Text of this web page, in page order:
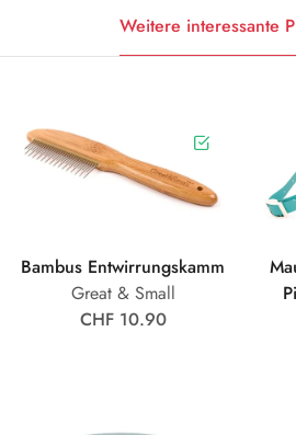
Weitere interessante
Bambus Entwirrungskamm
Great & Small
CHF 10.90